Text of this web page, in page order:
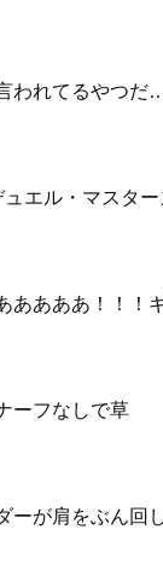
われてるやつだ
エル・マスター
ああああ！！！
ーフなしで草
ーが肩をぶん回